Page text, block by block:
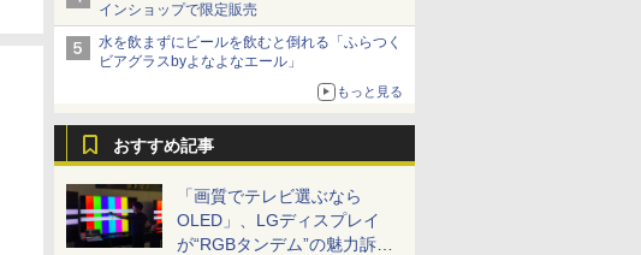
インショップで限定販売
水を飲まずにビールを飲むと倒れる「ふらつく
ビアグラスbyよなよなエール」
もっと見る
おすすめ記事
「画質でテレビ選ぶなら
OLED」、LGディスプレイ
が“RGBタンデム”の魅力訴